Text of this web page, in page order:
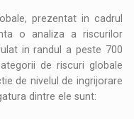
prezentat in cadrul
o analiza a riscurilor
in randul a peste 700
de riscuri globale
de nivelul de ingrijorare
dintre ele sunt: